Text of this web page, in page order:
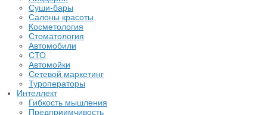
Суши-бары
Салоны красоты
Косметология
Стоматология
Автомобили
СТО
Автомойки
Сетевой маркетинг
Туроператоры
Интеллект
Гибкость мышления
Предприимчивость